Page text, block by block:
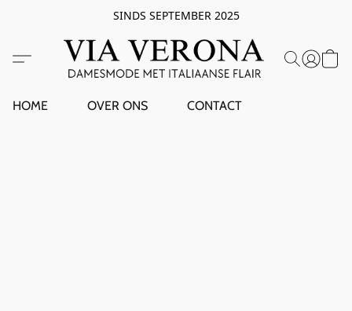
SINDS SEPTEMBER 2025
HOME OVER ONS CONTACT